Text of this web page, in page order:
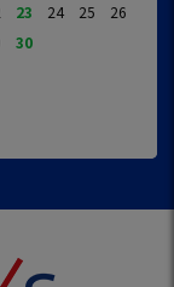
23 24 25
26
30